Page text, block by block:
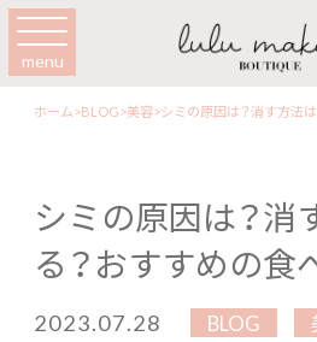
menu
ホーム>BLOG>美容>シミの原因は？消す方法
シミの原因は？消
る？おすすめの食
2023.07.28 BLOG